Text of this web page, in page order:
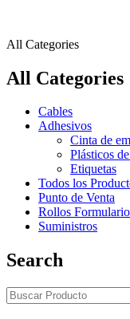
All Categories
All Categories
Cables
Adhesivos
Cinta de
Plásticos
Etiquetas
Todos los
Punto de Venta
Rollos
Suministros
Search